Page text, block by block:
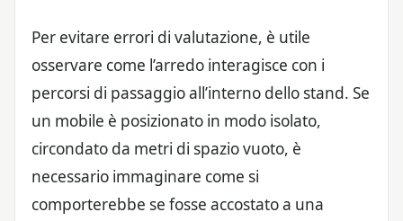
Per evitare errori di valutazione, è utile
osservare come l’arredo interagisce con i
percorsi di passaggio all’interno dello stand. Se
un mobile è posizionato in modo isolato,
circondato da metri di spazio vuoto, è
necessario immaginare come si
comporterebbe se fosse accostato a una